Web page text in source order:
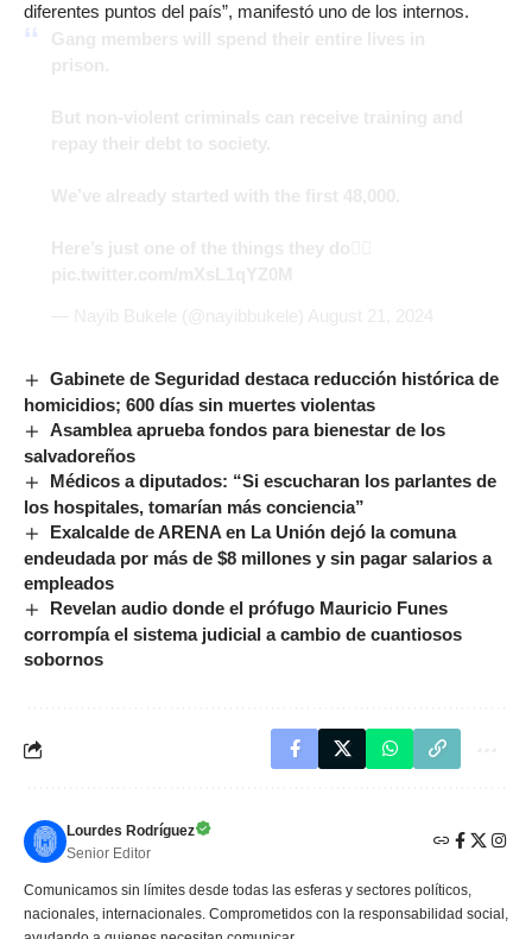
diferentes puntos del país”, manifestó uno de los internos.
Gabinete de Seguridad destaca reducción histórica de
homicidios; 600 días sin muertes violentas
Asamblea aprueba fondos para bienestar de los
salvadoreños
Médicos a diputados: “Si escucharan los parlantes de
los hospitales, tomarían más conciencia”
Exalcalde de ARENA en La Unión dejó la comuna
endeudada por más de $8 millones y sin pagar salarios a
empleados
Revelan audio donde el prófugo Mauricio Funes
corrompía el sistema judicial a cambio de cuantiosos
sobornos
Lourdes Rodríguez
Senior Editor
Comunicamos sin límites desde todas las esferas y sectores políticos,
nacionales, internacionales. Comprometidos con la responsabilidad social,